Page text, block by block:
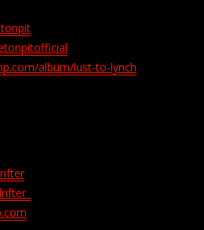
album/lust-to-lynch